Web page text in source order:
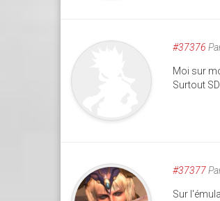
#37376
Moi sur
Surtout
#37377
Sur